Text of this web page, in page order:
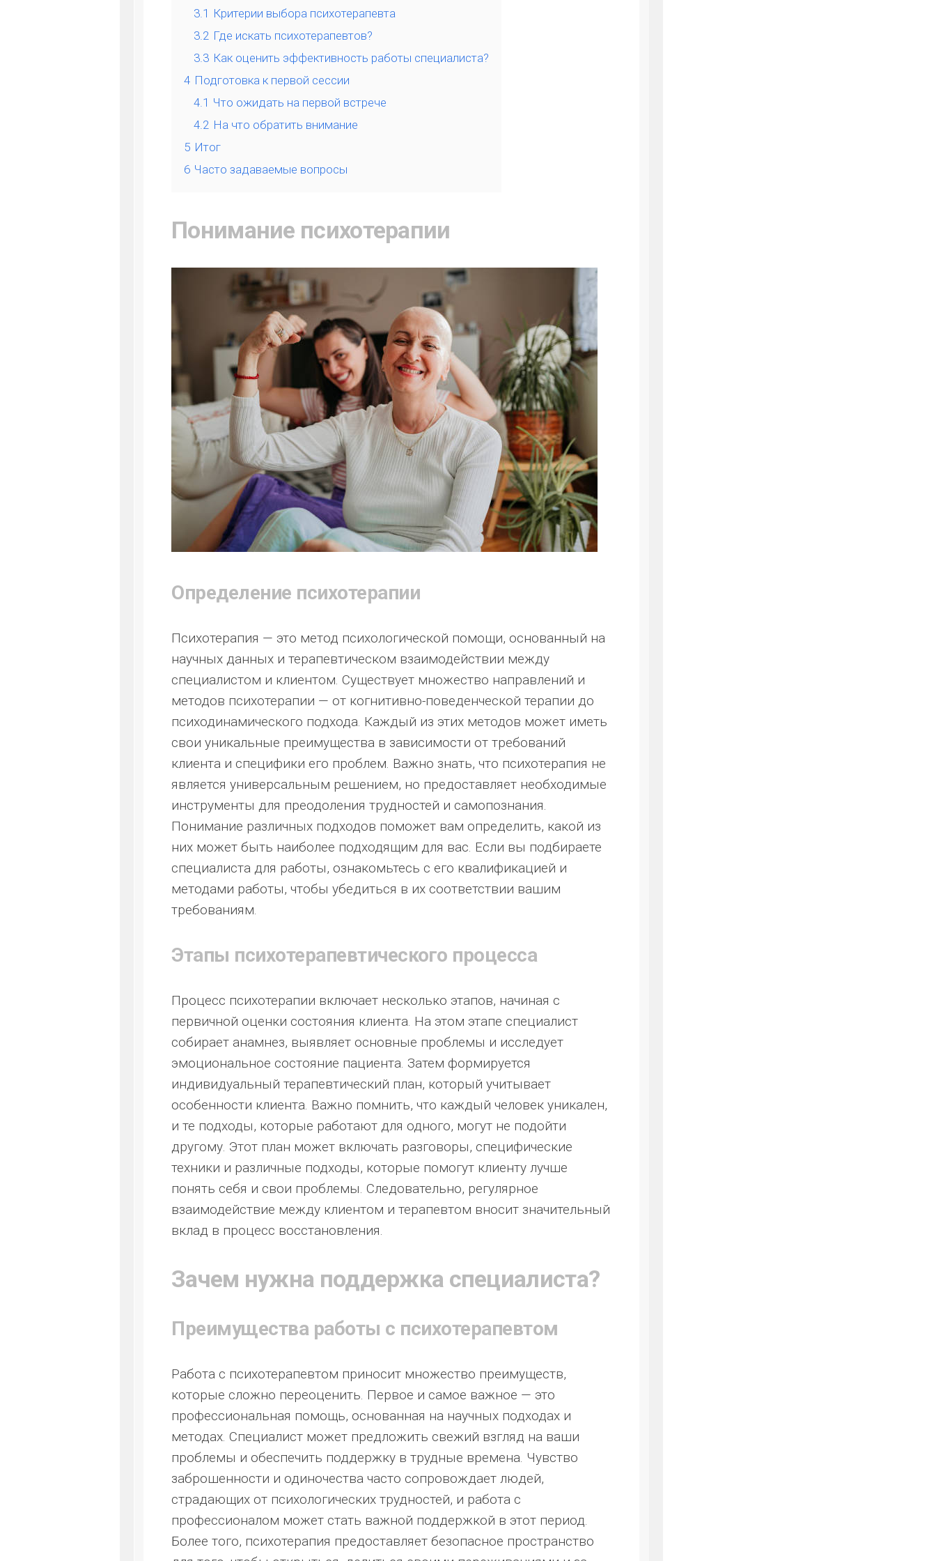
3.1 Критерии выбора психотерапевта
3.2 Где искать психотерапевтов?
3.3 Как оценить эффективность работы специалиста?
4 Подготовка к первой сессии
4.1 Что ожидать на первой встрече
4.2 На что обратить внимание
5 Итог
6 Часто задаваемые вопросы
Понимание психотерапии
Определение психотерапии
Психотерапия — это метод психологической помощи, основанный на
научных данных и терапевтическом взаимодействии между
специалистом и клиентом. Существует множество направлений и
методов психотерапии — от когнитивно-поведенческой терапии до
психодинамического подхода. Каждый из этих методов может иметь
свои уникальные преимущества в зависимости от требований
клиента и специфики его проблем. Важно знать, что психотерапия не
является универсальным решением, но предоставляет необходимые
инструменты для преодоления трудностей и самопознания.
Понимание различных подходов поможет вам определить, какой из
них может быть наиболее подходящим для вас. Если вы подбираете
специалиста для работы, ознакомьтесь с его квалификацией и
методами работы, чтобы убедиться в их соответствии вашим
требованиям.
Этапы психотерапевтического процесса
Процесс психотерапии включает несколько этапов, начиная с
первичной оценки состояния клиента. На этом этапе специалист
собирает анамнез, выявляет основные проблемы и исследует
эмоциональное состояние пациента. Затем формируется
индивидуальный терапевтический план, который учитывает
особенности клиента. Важно помнить, что каждый человек уникален,
и те подходы, которые работают для одного, могут не подойти
другому. Этот план может включать разговоры, специфические
техники и различные подходы, которые помогут клиенту лучше
понять себя и свои проблемы. Следовательно, регулярное
взаимодействие между клиентом и терапевтом вносит значительный
вклад в процесс восстановления.
Зачем нужна поддержка специалиста?
Преимущества работы с психотерапевтом
Работа с психотерапевтом приносит множество преимуществ,
которые сложно переоценить. Первое и самое важное — это
профессиональная помощь, основанная на научных подходах и
методах. Специалист может предложить свежий взгляд на ваши
проблемы и обеспечить поддержку в трудные времена. Чувство
заброшенности и одиночества часто сопровождает людей,
страдающих от психологических трудностей, и работа с
профессионалом может стать важной поддержкой в этот период.
Более того, психотерапия предоставляет безопасное пространство